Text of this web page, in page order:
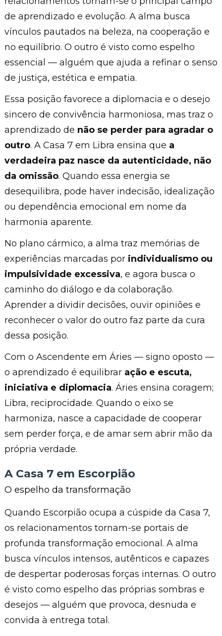
de aprendizado e evolução. A alma busca
vínculos pautados na beleza, na cooperação e
no equilíbrio. O outro é visto como espelho
essencial — alguém que ajuda a refinar o senso
de justiça, estética e empatia.
Essa posição favorece a diplomacia e o desejo
sincero de convivência harmoniosa, mas traz o
aprendizado de não se perder para agradar o
outro. A Casa 7 em Libra ensina que a
verdadeira paz nasce da autenticidade, não
da omissão. Quando essa energia se
desequilibra, pode haver indecisão, idealização
ou dependência emocional em nome da
harmonia aparente.
No plano cármico, a alma traz memórias de
experiências marcadas por individualismo ou
impulsividade excessiva, e agora busca o
caminho do diálogo e da colaboração.
Aprender a dividir decisões, ouvir opiniões e
reconhecer o valor do outro faz parte da cura
dessa posição.
Com o Ascendente em Áries — signo oposto —
o aprendizado é equilibrar ação e escuta,
iniciativa e diplomacia. Áries ensina coragem;
Libra, reciprocidade. Quando o eixo se
harmoniza, nasce a capacidade de cooperar
sem perder força, e de amar sem abrir mão da
própria verdade.
A Casa 7 em Escorpião
O espelho da transformação
Quando Escorpião ocupa a cúspide da Casa 7,
os relacionamentos tornam-se portais de
profunda transformação emocional. A alma
busca vínculos intensos, autênticos e capazes
de despertar poderosas forças internas. O outro
é visto como espelho das próprias sombras e
desejos — alguém que provoca, desnuda e
convida à entrega total.